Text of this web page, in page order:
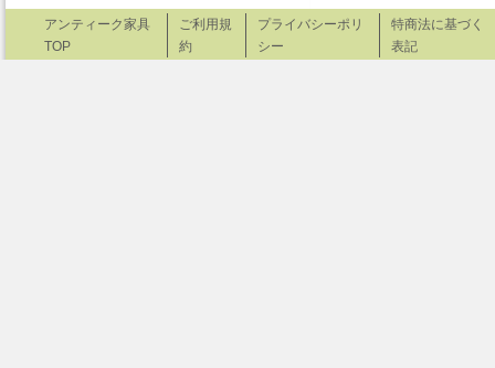
アンティーク家具
TOP
ご利用規
約
プライバシーポリ
シー
特商法に基づく
表記